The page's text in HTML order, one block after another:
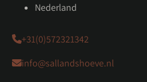
Nederland
+31(0)572321342
info@sallandshoeve.nl